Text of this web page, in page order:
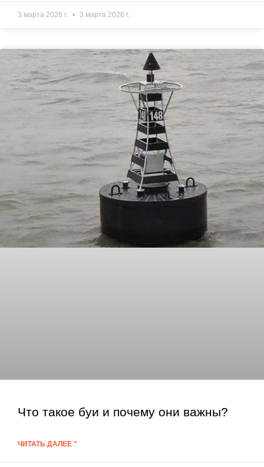
3 марта 2026 г. 3 марта 2026 г.
Что такое буи и почему они важны?
ЧИТАТЬ ДАЛЕЕ "